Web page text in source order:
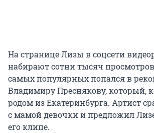
На странице Лизы в соцсети
набирают сотни тысяч
самых популярных попался в
Владимиру Преснякову, который,
родом из Екатеринбурга. Артист
с мамой девочки и предложил
его клипе.